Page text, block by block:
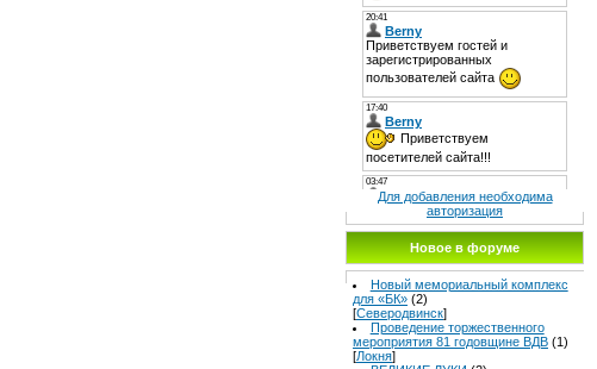
Для добавления необходима
авторизация
Новое в форуме
Новый мемориальный комплекс
для «БК» (2)
[Северодвинск]
Проведение торжественного
мероприятия 81 годовщине ВДВ (1)
[Локня]